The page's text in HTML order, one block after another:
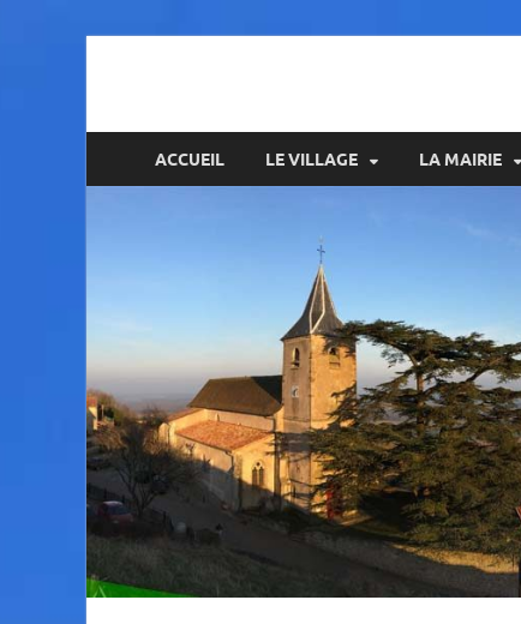
Amance
ACCUEIL LE VILLAGE LA MAIRIE